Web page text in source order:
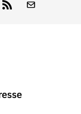
Feed